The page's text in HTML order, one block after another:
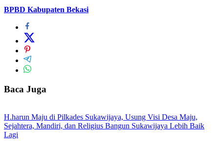
BPBD Kabupaten Bekasi
Baca Juga
H.harun Maju di Pilkades Sukawijaya, Usung Visi Desa Maju,
Sejahtera, Mandiri, dan Religius Bangun Sukawijaya Lebih Baik
Lagi